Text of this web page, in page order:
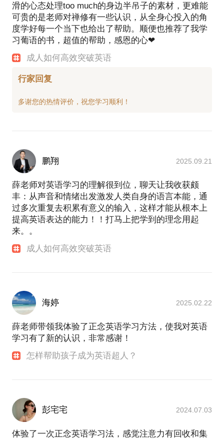
案例2：黄生， 14岁，张女士侄子，在美国读书。因
英语不过关，生活、学习态度消极。经过我1个月的辅
导，大为改观；4个月后，学校老师和同学惊讶于他的
进步。
至今3个月时间。禅式聆听对她帮助很大，她现在起得
旅》和《动物庄园》两个班， 不觉疲倦。 案例4：黄
6岁的儿子旁听《牧羊少年的奇幻之旅》音频，也已能
大段背诵其中章节。
英语也许为难过您，您也许多次想放弃，但仍不甘
心。其实，如果一开始认识对了，您根本就不会遭遇
那么多的困难！
我们所有人都有语言本能。 语言本能就仿佛一粒楠木
种子，只要把它放入泥土，浇水，施肥，有一天，它
会成长为参天大树。 我就是希望把让语言本能生根发
滑的心态处理too much的身边半吊子的素材，更难能
可贵的是老师对禅修有一些认识，从全身心投入的角
度学好每一个当下也给出了帮助。顺便也推荐了我学
习葡语的书，超值的帮助，感恩的心❤
成人如何高效突破英语
行家回复
鹏翔 2025.09.21
薛老师对英语学习的理解很到位，聊天让我收获颇
丰：从声音和情绪出发激发人类自身的语言本能，通
过多次重复去积累有意义的输入，这样才能从根本上
提高英语表达的能力！！打马上把学到的理念用起
来。。
成人如何高效突破英语
海婷 2025.02.22
薛老师带领我体验了正念英语学习方法，使我对英语
学习有了新的认识，非常感谢！
怎样帮助孩子成为英语超人？
彭宅宅 2024.07.03
体验了一次正念英语学习法，感觉注意力有回收和集